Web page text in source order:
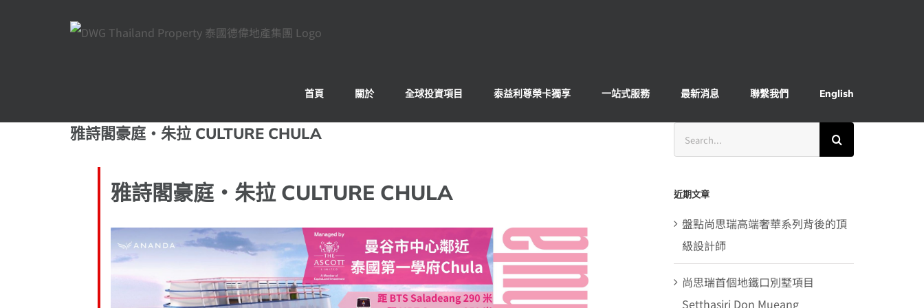
首頁 關於 全球投資項目 泰益利尊榮卡獨享 一站式服務 最新消息 聯繫我們 English
雅詩閣豪庭・朱拉 CULTURE CHULA
雅詩閣豪庭・朱拉 CULTURE CHULA
Search
for:
近期文章
盤點尚思瑞高端奢華系列背後的頂
級設計師
尚思瑞首個地鐵口別墅項目
Setthasiri Don Mueang